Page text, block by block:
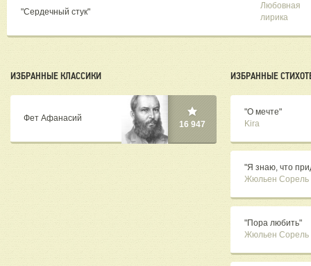
"Сердечный стук"
Любовная
лирика
ИЗБРАННЫЕ КЛАССИКИ
Фет Афанасий
16 947
ИЗБРАННЫЕ
"О мечте"
Kira
"Я знаю, что
Жюльен Сорель
"Пора любить"
Жюльен Сорель